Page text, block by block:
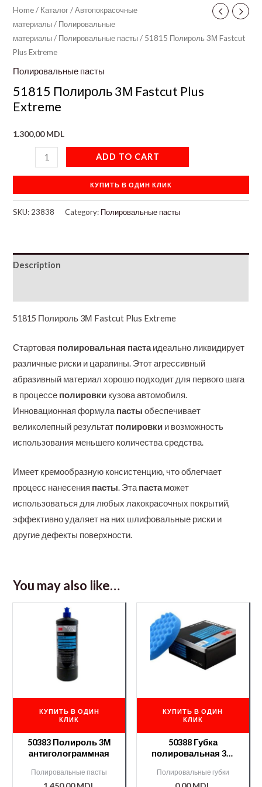
Home/ Каталог/Автопокрасочные
материалы/ Полировальные
материалы/ Полировальные пасты/ 51815 Полироль 3М Fastcut
Plus Extreme
Полировальные пасты
51815 Полироль 3М Fastcut Plus
Extreme
1.300,00MDL
ADD TO CART
КУПИТЬ В ОДИН КЛИК
SKU: 23838 Category: Полировальные пасты
Description
51815 Полироль 3М Fastcut Plus Extreme
Стартовая полировальная пастаидеально ликвидирует
различные риски и царапины. Этот агрессивный
абразивный материал хорошо подходит для первого шага
в процессе полировки кузова автомобиля.
Инновационная формула пасты обеспечивает
великолепный результат полировки и возможность
использования меньшего количества средства.
Имеет кремообразную консистенцию, что облегчает
процесс нанесения пасты. Эта пастаможет
использоваться для любых лакокрасочных покрытий,
эффективно удаляет на них шлифовальные риски и
другие дефекты поверхности.
You may also like…
КУПИТЬ В ОДИН
КЛИК
50383 Полироль 3М
антиголограммная
Полировальные пасты
КУПИТЬ В ОДИН
КЛИК
50388 Губка
полировальная 3М
Полировальные губки